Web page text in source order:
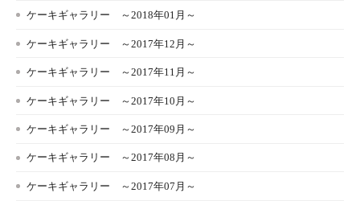
ケーキギャラリー ～2018年01月～
ケーキギャラリー ～2017年12月～
ケーキギャラリー ～2017年11月～
ケーキギャラリー ～2017年10月～
ケーキギャラリー ～2017年09月～
ケーキギャラリー ～2017年08月～
ケーキギャラリー ～2017年07月～